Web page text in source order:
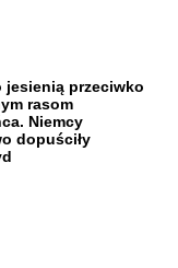
jesienią przeciwko
rasom
Niemcy
dopuściły